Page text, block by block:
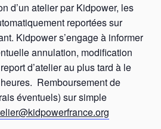
d’un atelier par Kidpower, les
reportées sur
Kidpower s’engage à informer
annulation, modification
d’atelier au plus tard à le
Remboursement de
éventuels) sur simple